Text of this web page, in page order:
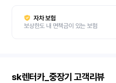
자차 보험
보상한도 내 면책금이 있는 보험
sk렌터카_중장기 고객리뷰